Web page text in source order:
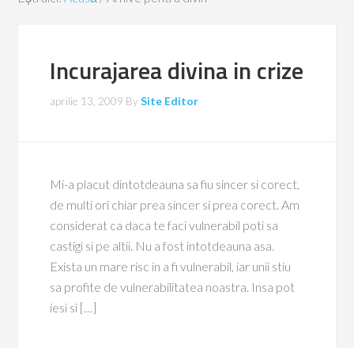
Incurajarea divina in crize
aprilie 13, 2009 BySite Editor
Mi-a placut dintotdeauna sa fiu sincer si corect,
de multi ori chiar prea sincer si prea corect. Am
considerat ca daca te faci vulnerabil poti sa
castigi si pe altii. Nu a fost intotdeauna asa.
Exista un mare risc in a fi vulnerabil, iar unii stiu
sa profite de vulnerabilitatea noastra. Insa pot
iesi si […]